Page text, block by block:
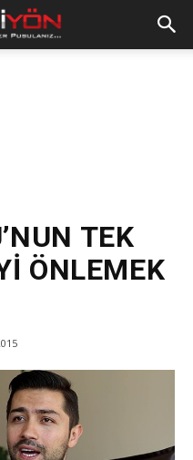
TEK
ÖNLEMEK